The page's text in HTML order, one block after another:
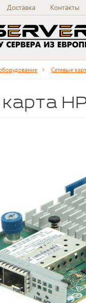
Доставка Контакты
Сетевые
карта